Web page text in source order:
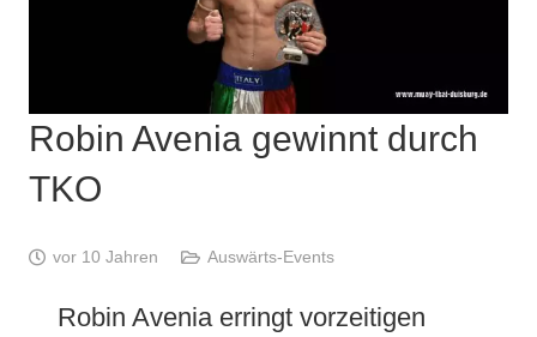
Robin Avenia gewinnt durch
TKO
vor 10 Jahren Auswärts-Events
Robin Avenia erringt vorzeitigen